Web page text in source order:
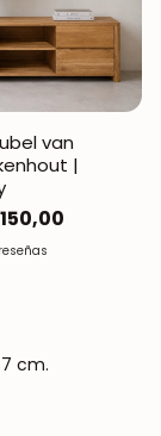
van
|
cm.